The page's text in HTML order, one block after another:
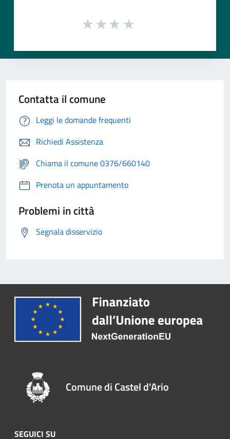
Contatta il comune
Leggi le domande frequenti
Richiedi Assistenza
Chiama il comune 0376/660140
Prenota un appuntamento
Problemi in città
Segnala disservizio
Comune di Castel d'Ario
SEGUICI SU